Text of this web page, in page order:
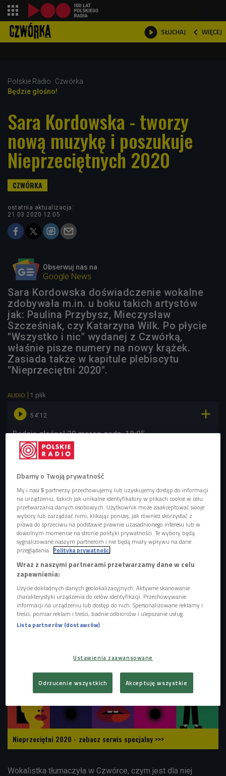
 SŁUCHAJ  WIĘCEJ

Polskie Radio
Czwórka
Będzie głośno!
Sara Kordowska - tworzy
nową muzykę i poszukuje
Nieprzeciętnych 2020
ostatnia aktualizacja:
21.03.2020 12:05
Obserwuj nas na
Google News
Sara Kordowska doświadczenie wokalne
zdobywała m.in. u boku takich artystów
jak: Paulina Przybysz, Mieczysław
Szcześniak, czy Katarzyna Wilk. Po płycie
"Wszystko i nic" wydanej z Czwórką,
właśnie pisze numery na nowy krążek.
Zasiada także w kapitule plebiscytu
"Nieprzeciętni 2020".
AUDIO 1 plik
 54'12 
Będzie głośno! 20 marca godz. 18:05
Sara Korowska Foto: Ania Powałowska/mat. pras.
Nieprzeciętni 2020 - zobacz serwis specjalny >>>
Wokalistka tłumaczyła w Czwórce, czym jest dla niej
Dbamy o Twoją prywatność
My i nasi5 partnerzy przechowujemy lub uzyskujemy dostęp do informacji
na urządzeniu, takich jak unikalne identyfikatory w plikach cookie w celu
przetwarzania danych osobowych. Użytkownik może zaakceptować swoje
wybory lub zarządzać nimi, klikając poniżej, jak również skorzystać z
prawa do sprzeciwu na podstawie prawnie uzasadnionego interesu lub w
dowolnym momencie na stronie polityki prywatności. Te wybory będą
sygnalizowane naszym partnerom i nie będą miały wpływu na dane
przeglądania. Polityka prywatności
Wraz z naszymi partnerami przetwarzamy dane w celu
zapewnienia:
Użycie dokładnych danych geolokalizacyjnych. Aktywne skanowanie
charakterystyki urządzenia do celów identyfikacji. Przechowywanie
informacji na urządzeniu lub dostęp do nich. Spersonalizowane reklamy i
treści, pomiar reklam i treści, badnie odbiorców i ulepszanie usług.
Lista partnerów (dostawców)
Ustawienia zaawansowane
Odrzucenie wszystkich Akceptuję wszystkie